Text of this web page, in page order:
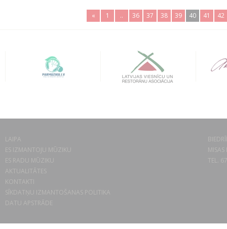
« 1 .. 36 37 38 39 40 41 42
LAIPA
ES IZMANTOJU MŪZIKU
ES RADU MŪZIKU
AKTUALITĀTES
KONTAKTI
SĪKDATŅU IZMANTOŠANAS POLITIKA
DATU APSTRĀDE
TEL.